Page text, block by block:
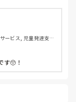
って、悩んでい
ービス, 児童発達支援
す🥺！